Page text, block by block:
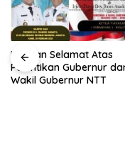
Ucapan Selamat Atas
Pelantikan Gubernur
Wakil Gubernur NTT